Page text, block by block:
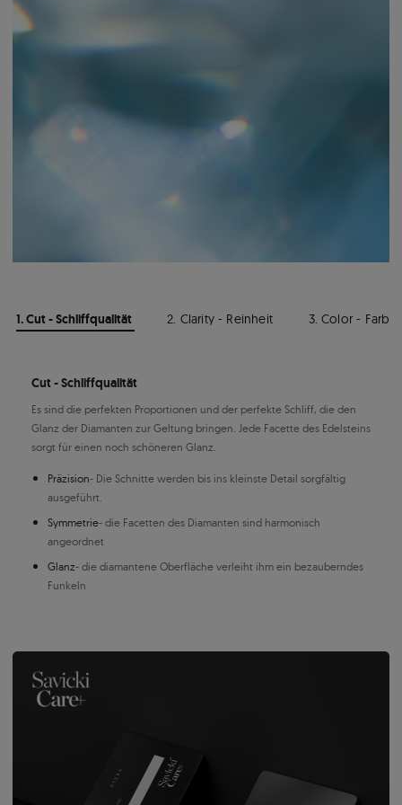
1. Cut - Schliffqualität 2. Clarity - Reinheit 3. Color - Farbe
Cut - Schliffqualität
Es sind die perfekten Proportionen und der perfekte Schliff, die den
Glanz der Diamanten zur Geltung bringen. Jede Facette des Edelsteins
sorgt für einen noch schöneren Glanz.
Präzision- Die Schnitte werden bis ins kleinste Detail sorgfältig
ausgeführt.
Symmetrie- die Facetten des Diamanten sind harmonisch
angeordnet
Glanz- die diamantene Oberfläche verleiht ihm ein bezauberndes
Funkeln